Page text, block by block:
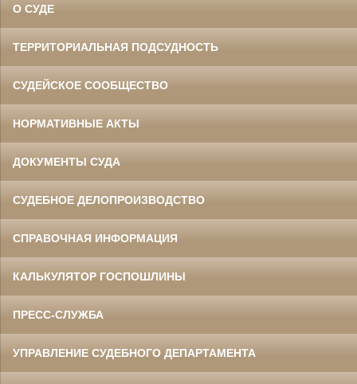
О СУДЕ
ТЕРРИТОРИАЛЬНАЯ ПОДСУДНОСТЬ
СУДЕЙСКОЕ СООБЩЕСТВО
НОРМАТИВНЫЕ АКТЫ
ДОКУМЕНТЫ СУДА
СУДЕБНОЕ ДЕЛОПРОИЗВОДСТВО
СПРАВОЧНАЯ ИНФОРМАЦИЯ
КАЛЬКУЛЯТОР ГОСПОШЛИНЫ
ПРЕСС-СЛУЖБА
УПРАВЛЕНИЕ СУДЕБНОГО ДЕПАРТАМЕНТА